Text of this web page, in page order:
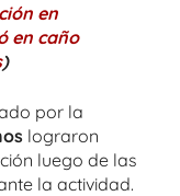
en
en caño
)
por la
lograron
luego de las
la actividad.